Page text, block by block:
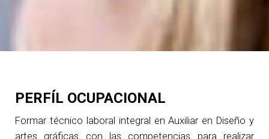
PERFÍL OCUPACIONAL
Formar técnico laboral integral en Auxiliar en Diseño y
artes gráficas con las competencias para realizar